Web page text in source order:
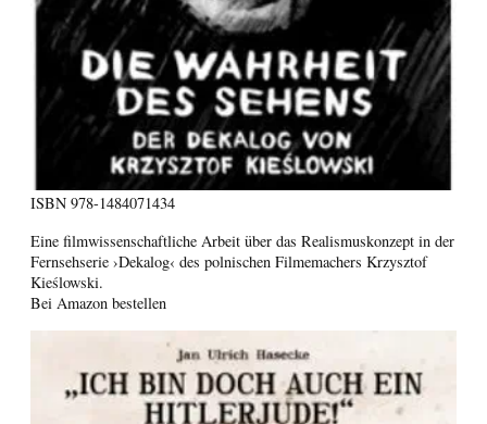
ISBN 978-1484071434
Eine filmwissenschaftliche Arbeit über das Realismuskonzept in der
Fernsehserie ›Dekalog‹ des polnischen Filmemachers Krzysztof
Kieślowski.
Bei Amazon bestellen